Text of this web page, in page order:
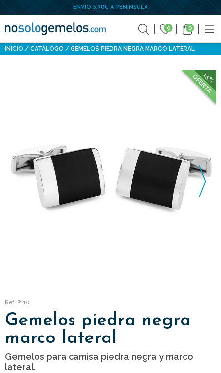
ENVÍO 5,90€ A PENÍNSULA
0 0
INICIO CATÁLOGO GEMELOS PIEDRA NEGRA MARCO LATERAL
15%
OFERTA
Ref: P110
Gemelos piedra negra
marco lateral
Gemelos para camisa piedra negra y marco
lateral.